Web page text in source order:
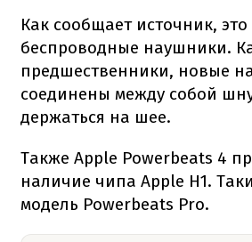
Как сообщает источник,
беспроводные наушники.
предшественники, новые
соединены между собой
держаться на шее.
Также Apple Powerbeats 4
наличие чипа Apple H1.
модель Powerbeats Pro.